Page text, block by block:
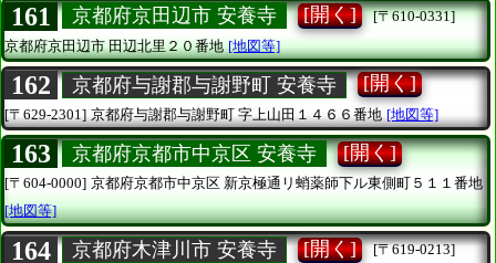
161 京都府京田辺市 安養寺 [開く]
[〒610-0331]
京都府京田辺市田辺北里２０番地 [地図等]
162 京都府与謝郡与謝野町 安養寺 [開く]
[〒629-2301] 京都府与謝郡与謝野町字上山田１４６６番地 [地図等]
163 京都府京都市中京区 安養寺 [開く]
[〒604-0000] 京都府京都市中京区 新京極通リ蛸薬師下ル東側町５１１番地
[地図等]
164 京都府木津川市 安養寺 [開く] [〒619-0213]